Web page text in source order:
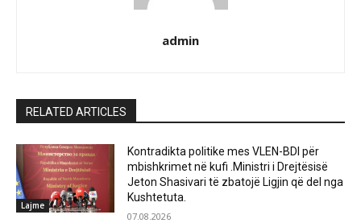
admin
RELATED ARTICLES
Lajme
Kontradikta politike mes VLEN-BDI për
mbishkrimet në kufi .Ministri i Drejtësisë
Jeton Shasivari të zbatojë Ligjin që del nga
Kushtetuta.
07.08.2026